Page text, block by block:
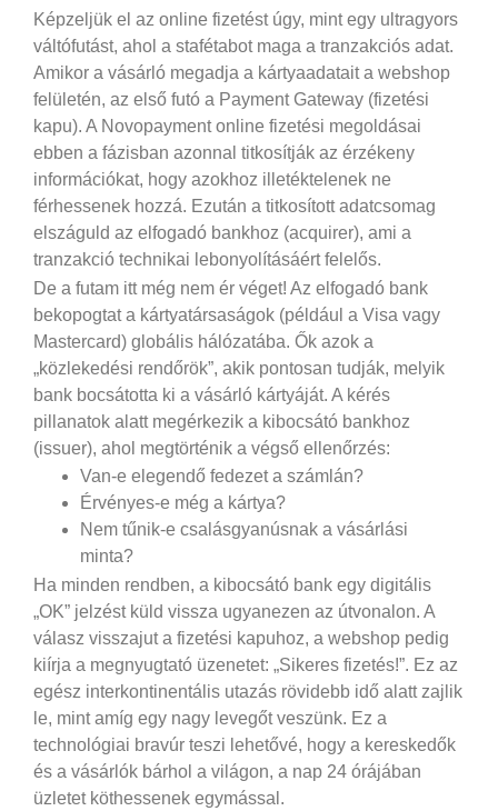
Képzeljük el az online fizetést úgy, mint egy ultragyors
váltófutást, ahol a stafétabot maga a tranzakciós adat.
Amikor a vásárló megadja a kártyaadatait a webshop
felületén, az első futó a Payment Gateway (fizetési
kapu). A Novopayment online fizetési megoldásai
ebben a fázisban azonnal titkosítják az érzékeny
információkat, hogy azokhoz illetéktelenek ne
férhessenek hozzá. Ezután a titkosított adatcsomag
elszáguld az elfogadó bankhoz (acquirer), ami a
tranzakció technikai lebonyolításáért felelős.
De a futam itt még nem ér véget! Az elfogadó bank
bekopogtat a kártyatársaságok (például a Visa vagy
Mastercard) globális hálózatába. Ők azok a
„közlekedési rendőrök”, akik pontosan tudják, melyik
bank bocsátotta ki a vásárló kártyáját. A kérés
pillanatok alatt megérkezik a kibocsátó bankhoz
(issuer), ahol megtörténik a végső ellenőrzés:
Van-e elegendő fedezet a számlán?
Érvényes-e még a kártya?
Nem tűnik-e csalásgyanúsnak a vásárlási
minta?
Ha minden rendben, a kibocsátó bank egy digitális
„OK” jelzést küld vissza ugyanezen az útvonalon. A
válasz visszajut a fizetési kapuhoz, a webshop pedig
kiírja a megnyugtató üzenetet: „Sikeres fizetés!”. Ez az
egész interkontinentális utazás rövidebb idő alatt zajlik
le, mint amíg egy nagy levegőt veszünk. Ez a
technológiai bravúr teszi lehetővé, hogy a kereskedők
és a vásárlók bárhol a világon, a nap 24 órájában
üzletet köthessenek egymással.